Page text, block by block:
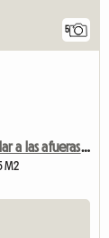
5
Habitación en alquiler en una casa particular a las afueras de Friburgo
M2